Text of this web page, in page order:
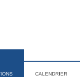
CALENDRIER